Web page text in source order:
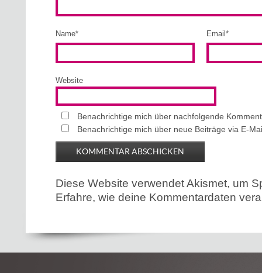
Name* Email *
Website
Benachrichtige mich über nachfolgende
Benachrichtige mich über neue Beiträge via E-
Diese Website verwendet Akismet, um
Erfahre, wie deine Kommentardaten